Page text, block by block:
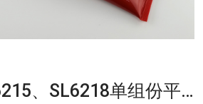
、SL6218单组份平